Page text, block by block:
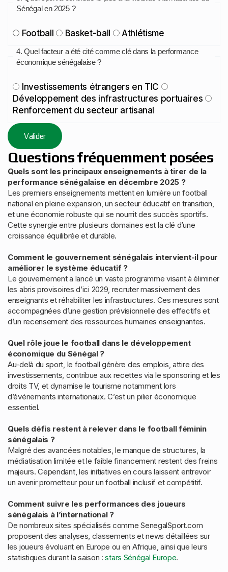
Sénégal en 2025 ?
Football Basket-ball Athlétisme
4. Quel facteur a été cité comme clé dans la performance
économique sénégalaise ?
Investissements étrangers en TIC
Développement des infrastructures portuaires
Renforcement du secteur artisanal
Valider
Questions fréquemment posées
Quels sont les principaux enseignements à tirer de la
performance sénégalaise en décembre 2025 ?
Les premiers enseignements mettent en lumière un football
national en pleine expansion, un secteur éducatif en transition,
et une économie robuste qui se nourrit des succès sportifs.
Cette synergie entre plusieurs domaines est la clé d’une
croissance équilibrée et durable.
Comment le gouvernement sénégalais intervient-il pour
améliorer le système éducatif ?
Le gouvernement a lancé un vaste programme visant à éliminer
les abris provisoires d’ici 2029, recruter massivement des
enseignants et réhabiliter les infrastructures. Ces mesures sont
accompagnées d’une gestion prévisionnelle des effectifs et
d’un recensement des ressources humaines enseignantes.
Quel rôle joue le football dans le développement
économique du Sénégal ?
Au-delà du sport, le football génère des emplois, attire des
investissements, contribue aux recettes via le sponsoring et les
droits TV, et dynamise le tourisme notamment lors
d’événements internationaux. C’est un pilier économique
essentiel.
Quels défis restent à relever dans le football féminin
sénégalais ?
Malgré des avancées notables, le manque de structures, la
médiatisation limitée et le faible financement restent des freins
majeurs. Cependant, les initiatives en cours laissent entrevoir
un avenir prometteur pour un football inclusif et compétitif.
Comment suivre les performances des joueurs
sénégalais à l’international ?
De nombreux sites spécialisés comme SenegalSport.com
proposent des analyses, classements et news détaillées sur
les joueurs évoluant en Europe ou en Afrique, ainsi que leurs
statistiques durant la saison :stars Sénégal Europe.